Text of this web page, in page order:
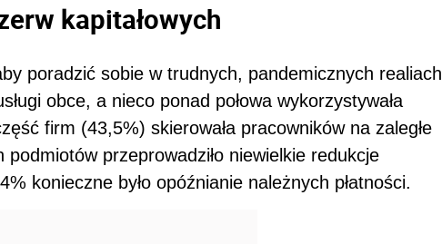
kapitałowych
poradzić sobie w trudnych, pandemicznych realiach
obce, a nieco ponad połowa wykorzystywała
firm (43,5%) skierowała pracowników na zaległe
przeprowadziło niewielkie redukcje
konieczne było opóźnianie należnych płatności.